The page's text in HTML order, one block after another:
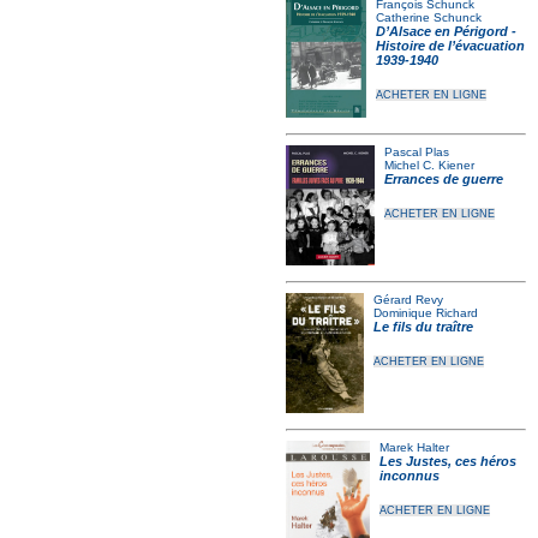
François Schunck
Catherine Schunck
D’Alsace en Périgord -
Histoire de l’évacuation
1939-1940
ACHETER EN LIGNE
Pascal Plas
Michel C. Kiener
Errances de guerre
ACHETER EN LIGNE
Gérard Revy
Dominique Richard
Le fils du traître
ACHETER EN LIGNE
Marek Halter
Les Justes, ces héros
inconnus
ACHETER EN LIGNE